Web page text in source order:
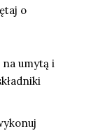
o
umytą i